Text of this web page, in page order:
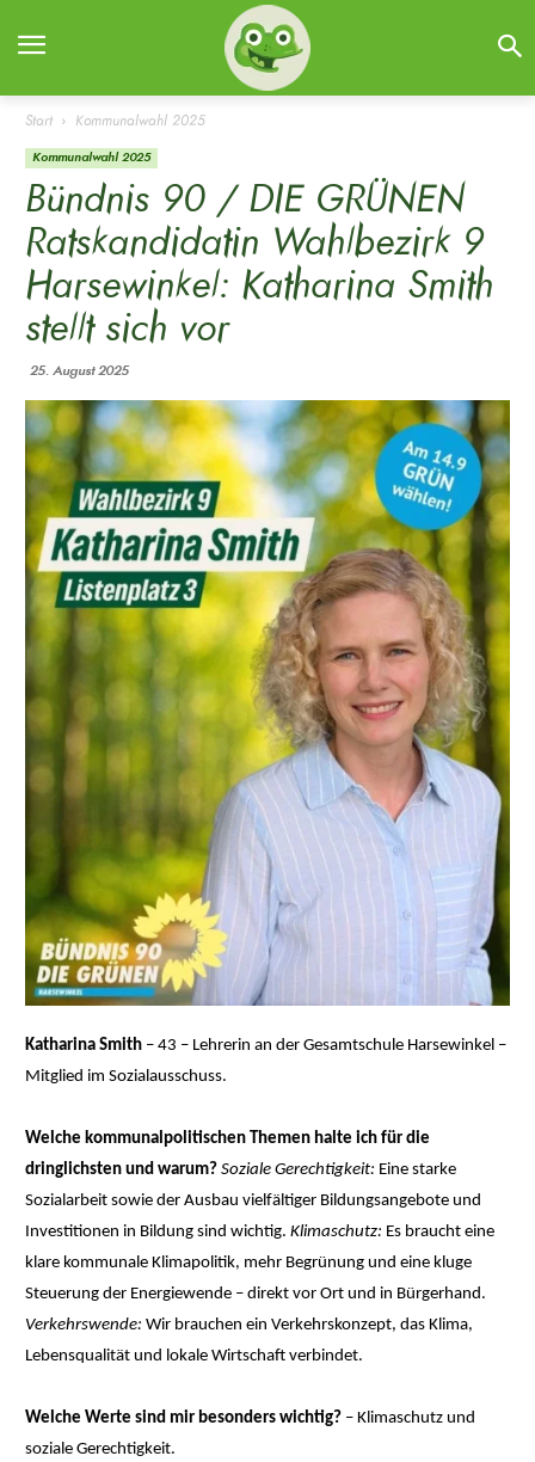
Start Kommunalwahl 2025
Kommunalwahl 2025
Bündnis 90 / DIE GRÜNEN
Ratskandidatin Wahlbezirk 9
Harsewinkel: Katharina Smith
stellt sich vor
25. August 2025
Katharina Smith – 43 – Lehrerin an der Gesamtschule Harsewinkel –
Mitglied im Sozialausschuss.
Welche kommunalpolitischen Themen halte ich für die
dringlichsten und warum?Soziale Gerechtigkeit: Eine starke
Sozialarbeit sowie der Ausbau vielfältiger Bildungsangebote und
Investitionen in Bildung sind wichtig.Klimaschutz: Es braucht eine
klare kommunale Klimapolitik, mehr Begrünung und eine kluge
Steuerung der Energiewende – direkt vor Ort und in Bürgerhand.
Verkehrswende: Wir brauchen ein Verkehrskonzept, das Klima,
Lebensqualität und lokale Wirtschaft verbindet.
Welche Werte sind mir besonders wichtig? – Klimaschutz und
soziale Gerechtigkeit.